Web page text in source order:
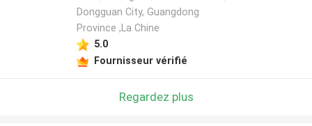
Dongguan City, Guangdong
Province ,La Chine
5.0
Fournisseur vérifié
Regardez plus